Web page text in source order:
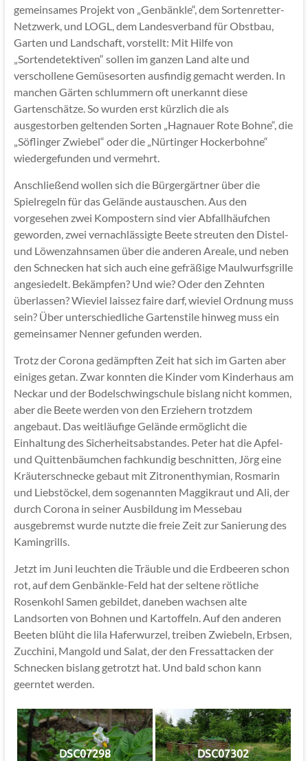
gemeinsames Projekt von „Genbänkle“, dem Sortenretter-
Netzwerk, und LOGL, dem Landesverband für Obstbau,
Garten und Landschaft, vorstellt: Mit Hilfe von
„Sortendetektiven“ sollen im ganzen Land alte und
verschollene Gemüsesorten ausfindig gemacht werden. In
manchen Gärten schlummern oft unerkannt diese
Gartenschätze. So wurden erst kürzlich die als
ausgestorben geltenden Sorten „Hagnauer Rote Bohne“, die
„Söflinger Zwiebel“ oder die „Nürtinger Hockerbohne“
wiedergefunden und vermehrt.
Anschließend wollen sich die Bürgergärtner über die
Spielregeln für das Gelände austauschen. Aus den
vorgesehen zwei Kompostern sind vier Abfallhäufchen
geworden, zwei vernachlässigte Beete streuten den Distel-
und Löwenzahnsamen über die anderen Areale, und neben
den Schnecken hat sich auch eine gefräßige Maulwurfsgrille
angesiedelt. Bekämpfen? Und wie? Oder den Zehnten
überlassen? Wieviel laissez faire darf, wieviel Ordnung muss
sein? Über unterschiedliche Gartenstile hinweg muss ein
gemeinsamer Nenner gefunden werden.
Trotz der Corona gedämpften Zeit hat sich im Garten aber
einiges getan. Zwar konnten die Kinder vom Kinderhaus am
Neckar und der Bodelschwingschule bislang nicht kommen,
aber die Beete werden von den Erziehern trotzdem
angebaut. Das weitläufige Gelände ermöglicht die
Einhaltung des Sicherheitsabstandes. Peter hat die Apfel-
und Quittenbäumchen fachkundig beschnitten, Jörg eine
Kräuterschnecke gebaut mit Zitronenthymian, Rosmarin
und Liebstöckel, dem sogenannten Maggikraut und Ali, der
durch Corona in seiner Ausbildung im Messebau
ausgebremst wurde nutzte die freie Zeit zur Sanierung des
Kamingrills.
Jetzt im Juni leuchten die Träuble und die Erdbeeren schon
rot, auf dem Genbänkle-Feld hat der seltene rötliche
Rosenkohl Samen gebildet, daneben wachsen alte
Landsorten von Bohnen und Kartoffeln. Auf den anderen
Beeten blüht die lila Haferwurzel, treiben Zwiebeln, Erbsen,
Zucchini, Mangold und Salat, der den Fressattacken der
Schnecken bislang getrotzt hat. Und bald schon kann
geerntet werden.
DSC07298 DSC07302